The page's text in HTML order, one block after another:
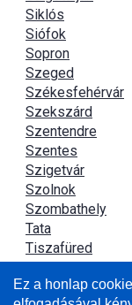
Siklós
Siófok
Sopron
Szeged
Székesfehérvár
Szekszárd
Szentendre
Szentes
Szigetvár
Szolnok
Szombathely
Tata
Tiszafüred
Újszász
Ez a honlap